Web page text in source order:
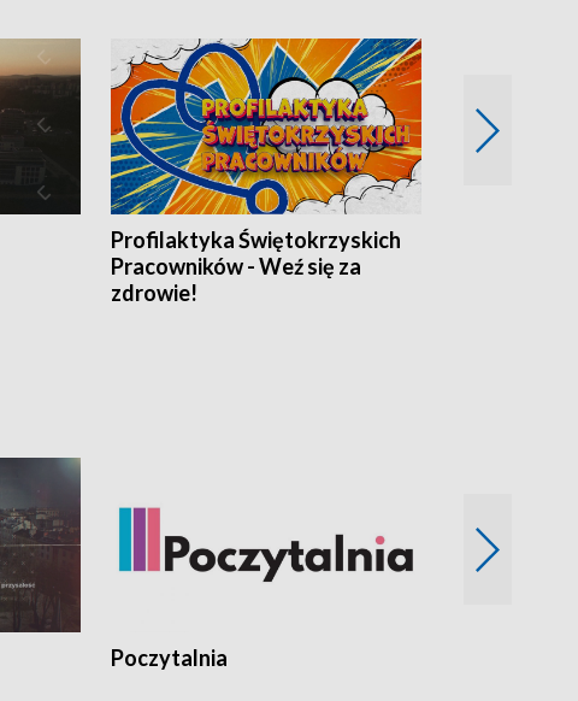
Profilaktyka Świętokrzyskich
Pracowników - Weź się za
zdrowie!
Poczytalnia